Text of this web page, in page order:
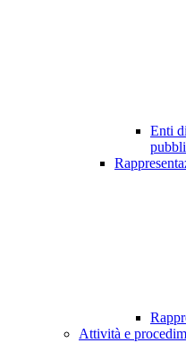
Enti
Attività e